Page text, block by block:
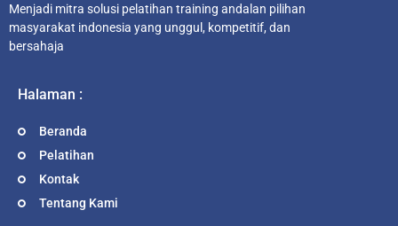
Menjadi mitra solusi pelatihan training andalan pilihan
masyarakat indonesia yang unggul, kompetitif, dan
bersahaja
Halaman :
Beranda
Pelatihan
Kontak
Tentang Kami